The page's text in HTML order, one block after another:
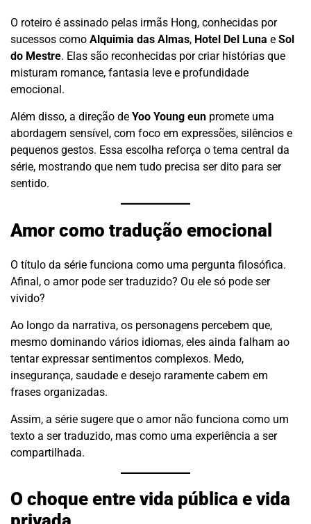
O roteiro é assinado pelas irmãs Hong, conhecidas por
sucessos como Alquimia das Almas, Hotel Del Luna e Sol
do Mestre. Elas são reconhecidas por criar histórias que
misturam romance, fantasia leve e profundidade
emocional.
Além disso, a direção de Yoo Young eun promete uma
abordagem sensível, com foco em expressões, silêncios e
pequenos gestos. Essa escolha reforça o tema central da
série, mostrando que nem tudo precisa ser dito para ser
sentido.
Amor como tradução emocional
O título da série funciona como uma pergunta filosófica.
Afinal, o amor pode ser traduzido? Ou ele só pode ser
vivido?
Ao longo da narrativa, os personagens percebem que,
mesmo dominando vários idiomas, eles ainda falham ao
tentar expressar sentimentos complexos. Medo,
insegurança, saudade e desejo raramente cabem em
frases organizadas.
Assim, a série sugere que o amor não funciona como um
texto a ser traduzido, mas como uma experiência a ser
compartilhada.
O choque entre vida pública e vida